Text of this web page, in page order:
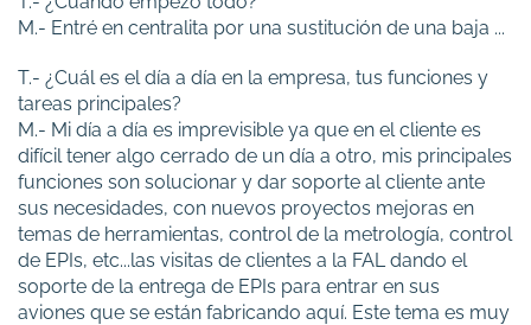
M.- Entré en centralita por una sustitución de una baja ...
T.- ¿Cuál es el día a día en la empresa, tus funciones y
tareas principales?
M.- Mi día a día es imprevisible ya que en el cliente es
difícil tener algo cerrado de un día a otro, mis principales
funciones son solucionar y dar soporte al cliente ante
sus necesidades, con nuevos proyectos mejoras en
temas de herramientas, control de la metrología, control
de EPIs, etc...las visitas de clientes a la FAL dando el
soporte de la entrega de EPIs para entrar en sus
aviones que se están fabricando aquí. Este tema es muy